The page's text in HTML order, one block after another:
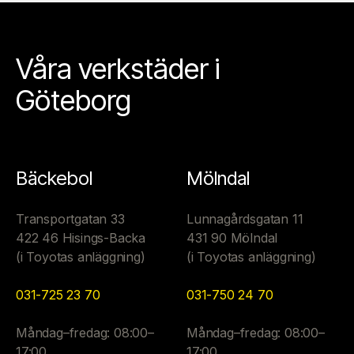
Våra verkstäder i
Göteborg
Bäckebol
Transportgatan 33
422 46 Hisings-Backa
(i Toyotas anläggning)
031-725 23 70
Måndag–fredag: 08:00–
Mölndal
Lunnagårdsgatan 11
431 90 Mölndal
(i Toyotas anläggning)
031-750 24 70
Måndag–fredag: 08:00–